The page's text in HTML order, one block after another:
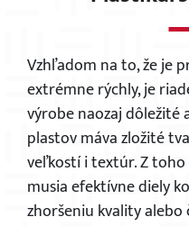
Vzhľadom na to, že je
extrémne rýchly, je
výrobe naozaj dôležité
plastov máva zložité
veľkostí i textúr. Z toho
musia efektívne diely
zhoršeniu kvality